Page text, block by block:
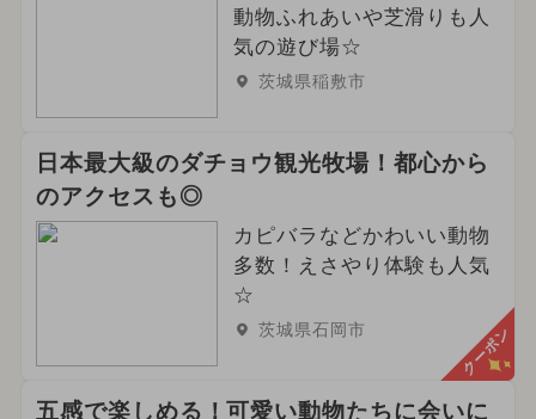
動物ふれあいや芝滑りも人
気の遊び場☆
茨城県稲敷市
日本最大級のダチョウ観光牧場！都心から
のアクセスも◎
カピバラなどかわいい動物
多数！えさやり体験も人気
☆
茨城県石岡市 クーポン
五感で楽しめる！可愛い動物たちに会いに